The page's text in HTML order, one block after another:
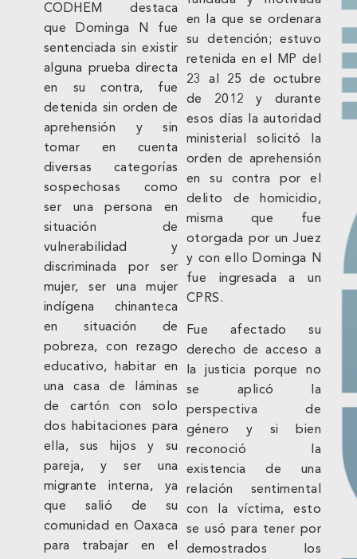
CODHEM destaca
que Dominga N fue
sentenciada sin existir
alguna prueba directa
en su contra, fue
detenida sin orden de
aprehensión y sin
tomar en cuenta
diversas categorías
sospechosas como
ser una persona en
situación de
vulnerabilidad y
discriminada por ser
mujer, ser una mujer
indígena chinanteca
en situación de
pobreza, con rezago
educativo, habitar en
una casa de láminas
de cartón con solo
dos habitaciones para
ella, sus hijos y su
pareja, y ser una
migrante interna, ya
que salió de su
comunidad en Oaxaca
para trabajar en el
en la que se ordenara
su detención; estuvo
retenida en el MP del
23 al 25 de octubre
de 2012 y durante
esos días la autoridad
ministerial solicitó la
orden de aprehensión
en su contra por el
delito de homicidio,
misma que fue
otorgada por un Juez
y con ello Dominga N
fue ingresada a un
CPRS.
Fue afectado su
derecho de acceso a
la justicia porque no
se aplicó la
perspectiva de
género y si bien
reconoció la
existencia de una
relación sentimental
con la víctima, esto
se usó para tener por
demostrados los